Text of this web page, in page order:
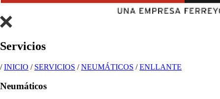
Servicios
/INICIO / SERVICIOS /NEUMÁTICOS /ENLLANTE
Neumáticos